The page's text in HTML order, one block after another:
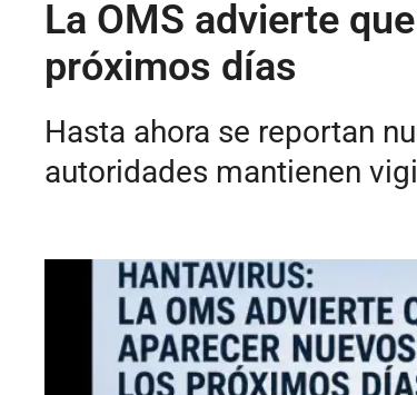
La OMS advierte
próximos días
Hasta ahora se reportan
autoridades mantienen